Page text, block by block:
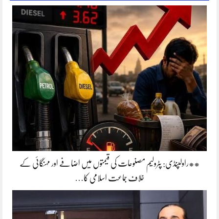
**راولپنڈی: پٹرولیم مصنوعات کی قیمتوں میں اضافے اور مہنگائی کے
خلاف جماعت اسلامی کا…